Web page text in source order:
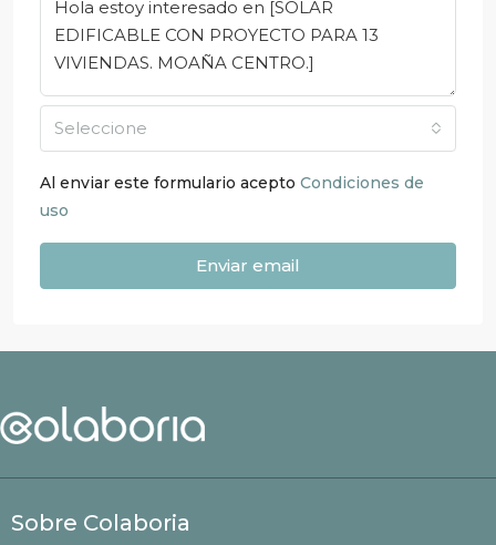
Seleccione
Al enviar este formulario acepto Condiciones de
uso
Enviar email
Sobre Colaboria